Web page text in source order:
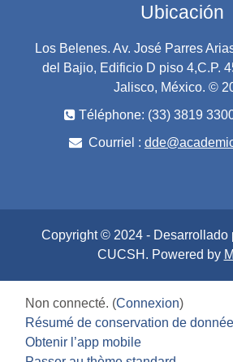
Ubicación
Los Belenes. Av. José Parres
del Bajio, Edificio D piso 4,C.P.
Jalisco, México. ©
Téléphone: (33) 3819
Courriel :
Copyright © 2024 - Desarrollado
CUCSH. Powered by
Non connecté. (Connexion)
Résumé de conservation de
Obtenir l’app mobile